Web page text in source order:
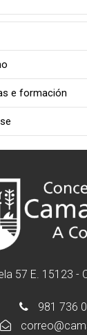
e formación
57 E. 15123 -
981 736